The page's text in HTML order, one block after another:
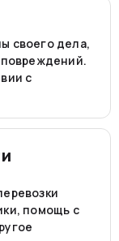
своего дела,
с
помощь с